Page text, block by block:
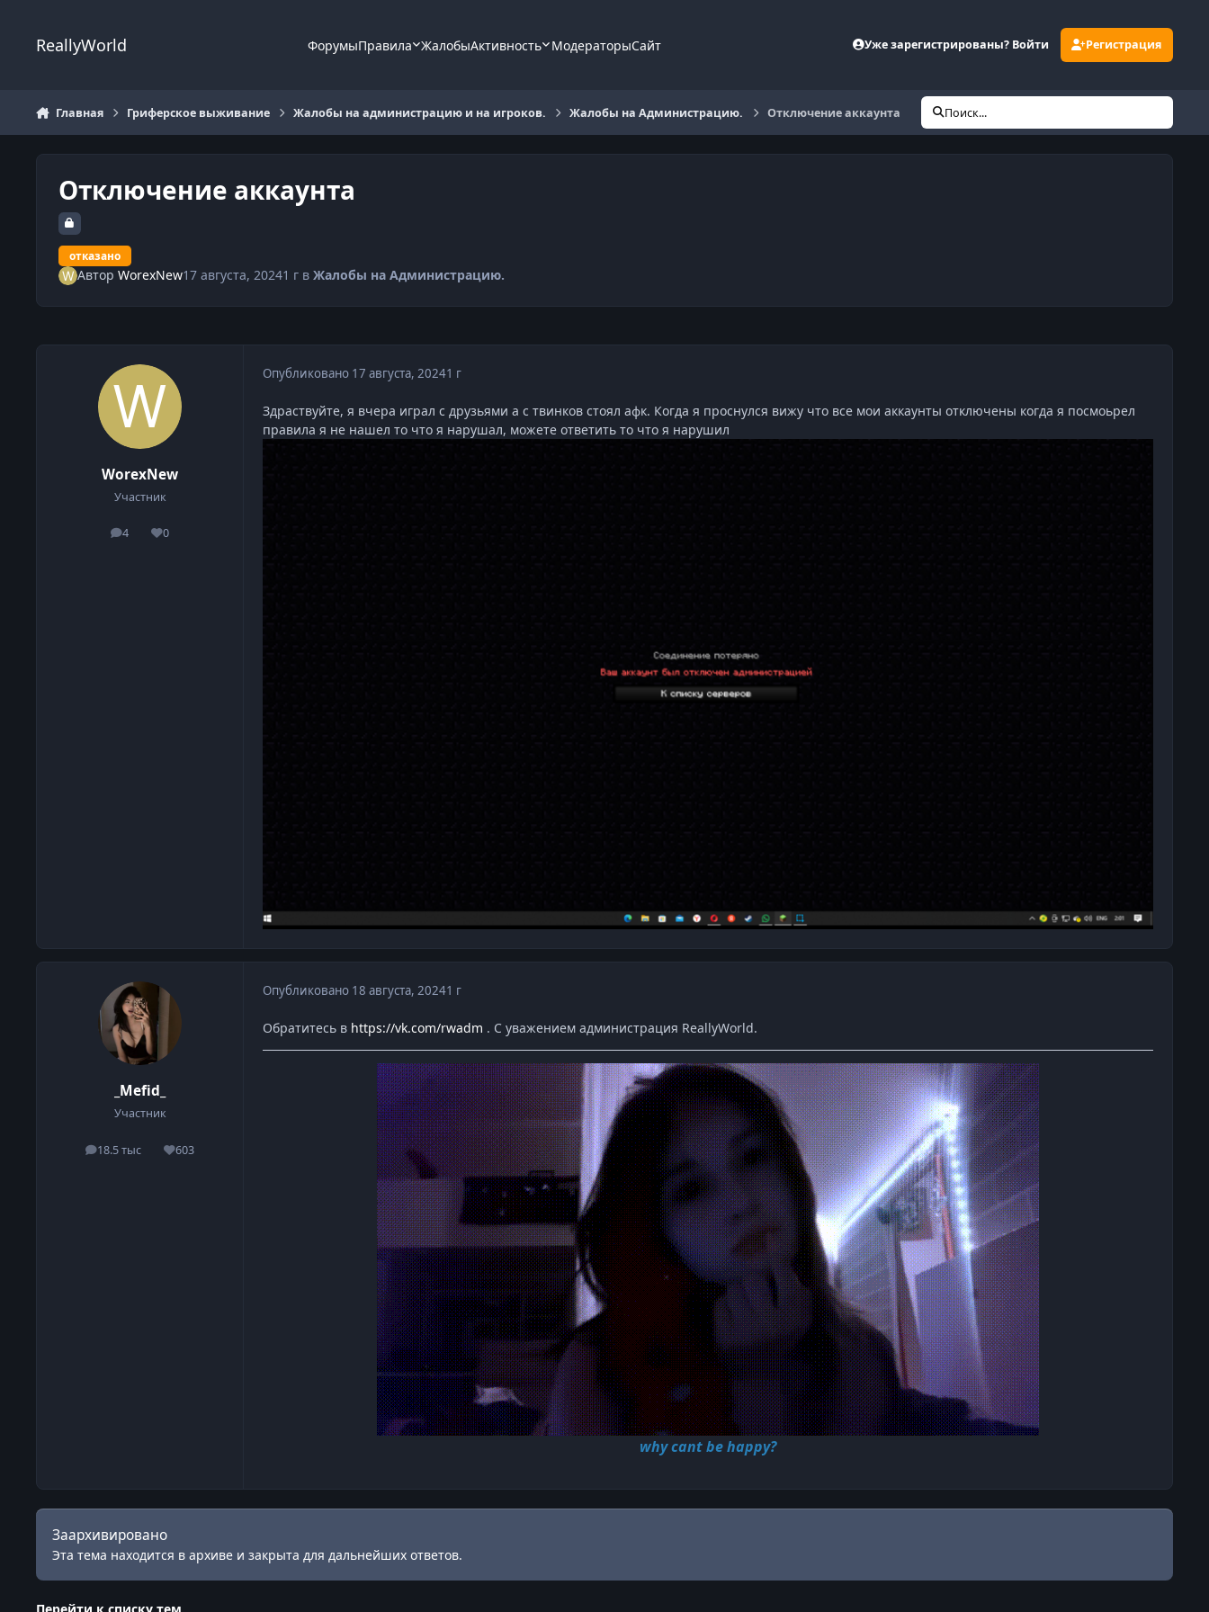
ReallyWorld ФорумыПравила ЖалобыАктивность МодераторыСайт Уже зарегистрированы? Войти Регистрация
Главная Гриферское выживание Жалобы на администрацию и на игроков. Жалобы на Администрацию. Отключение аккаунта Поиск...
Отключение аккаунта
отказано
Автор WorexNew17 августа, 20241 гв Жалобы на Администрацию.
WorexNew
Участник
4
сообщения
0
Репутация
Опубликовано 17 августа, 20241 г
Здраствуйте, я вчера играл с друзьями а с твинков стоял афк. Когда я проснулся вижу что все мои аккаунты отключены когда я посмоьрел
правила я не нашел то что я нарушал, можете ответить то что я нарушил
_Mefid_
Участник
18.5 тыс
сообщения603
Репутация
Опубликовано 18 августа, 20241 г
Обратитесь в https://vk.com/rwadm . С уважением администрация ReallyWorld.
why cant be happy?
Заархивировано
Эта тема находится в архиве и закрыта для дальнейших ответов.